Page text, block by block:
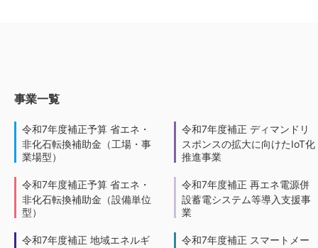
事業一覧
令和7年度補正予算 省エネ・
非化石転換補助金（工場・事
業場型）
令和7年度補正予算 省エネ・
非化石転換補助金（設備単位
型）
令和7年度補正 地域エネルギ
令和7年度補正 ディマンドリ
スポンスの拡大に向けたIoT化
推進事業
令和7年度補正 再エネ電源併
設蓄電システム等導入支援事
業
令和7年度補正 スマートメー